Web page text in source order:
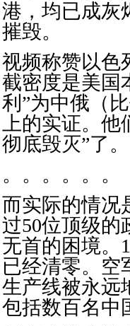
港，均已成灰
摧毁。
视频称赞以色
截密度是美国
利”为中俄（
上的实证。
彻底毁灭”了。
。。。。。。
而实际的情况
过50位顶级的
无首的困境。
已经清零。空
生产线被永远
包括数百名中